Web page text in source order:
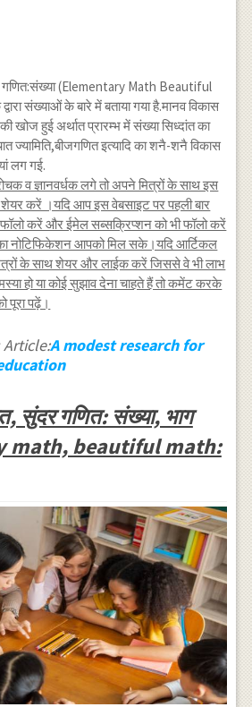
गणित:संख्या (Elementary Math Beautiful
संख्याओं के बारे में बताया गया है.मानव विकास
खोज हुई अर्थात प्रारम्भ में संख्या सिध्दांत का
ज्यामिति,बीजगणित इत्यादि का शनै-शनै विकास
लग गई.
व ज्ञानवर्धक लगे तो अपने मित्रों के साथ इस
करें ।यदि आप इस वेबसाइट पर पहली बार
करें और ईमेल सब्सक्रिप्शन को भी फॉलो करें
नोटिफिकेशन आपको मिल सके।यदि आर्टिकल
के साथ शेयर और लाईक करें जिससे वे भी लाभ
हो या कोई सुझाव देना चाहते हैं तो कमेंट करके
पूरा पढ़ें।
Article:A modest research for
सुंदर गणित: संख्या, भाग
math, beautiful math: